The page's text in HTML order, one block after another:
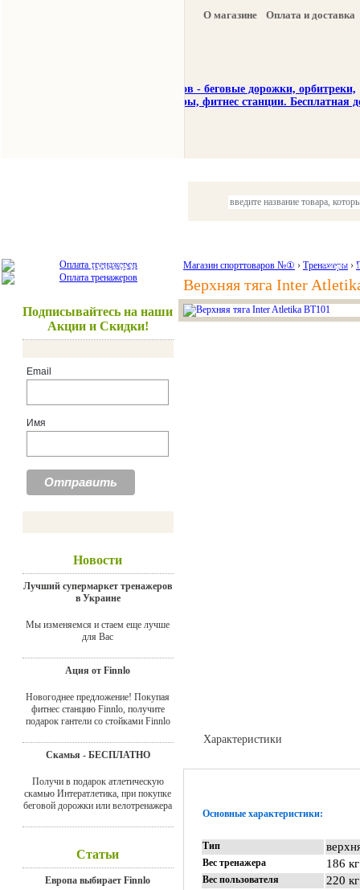
О магазине Оплата и доставка
Красота и здоровье Акции и
Подписывайтесь на наши
Акции и Скидки!
Email
Имя
Новости
Лучший супермаркет тренажеров
в Украине
Мы изменяемся и стаем еще лучше
для Вас
Ация от Finnlo
Новогоднее предложение! Покупая
фитнес станцию Finnlo, получите
подарок гантели со стойками Finnlo
Скамья - БЕСПЛАТНО
Получи в подарок атлетическую
скамью Интератлетика, при покупке
беговой дорожки или велотренажера
Статьи
Европа выбирает Finnlo
Магазин спорттоваров №① › Тренажеры ›
Верхняя тяга Inter
Характеристики
Основные характеристики:
Тип
Вес тренажера 186 кг
Вес пользователя 220 кг